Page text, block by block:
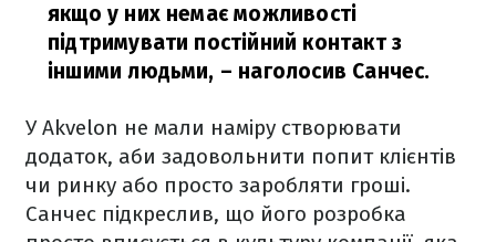
якщо у них немає можливості
підтримувати постійний контакт з
іншими людьми, – наголосив Санчес.
У Akvelon не мали наміру створювати
додаток, аби задовольнити попит клієнтів
чи ринку або просто заробляти гроші.
Санчес підкреслив, що його розробка